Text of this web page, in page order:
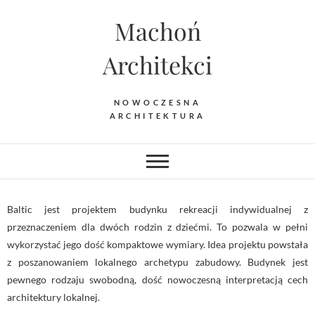
Machoń
Architekci
NOWOCZESNA
ARCHITEKTURA
Baltic jest projektem budynku rekreacji indywidualnej z
przeznaczeniem dla dwóch rodzin z dziećmi. To pozwala w pełni
wykorzystać jego dość kompaktowe wymiary. Idea projektu powstała
z poszanowaniem lokalnego archetypu zabudowy. Budynek jest
pewnego rodzaju swobodną, dość nowoczesną interpretacją cech
architektury lokalnej.